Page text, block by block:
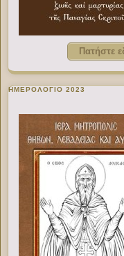
Πατήστε
ΗΜΕΡΟΛΟΓΙΟ 2023